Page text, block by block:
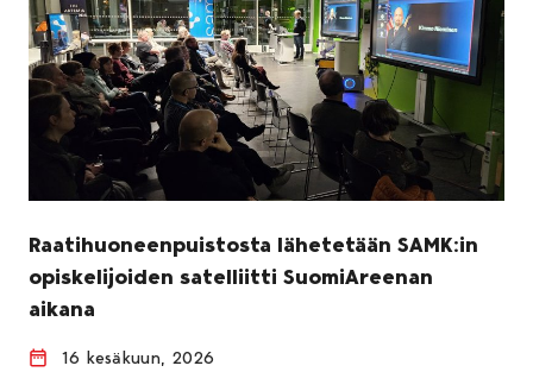
Raatihuoneenpuistosta lähetetään SAMK:in
opiskelijoiden satelliitti SuomiAreenan
aikana
16 kesäkuun, 2026